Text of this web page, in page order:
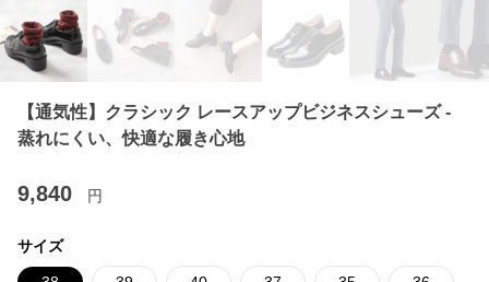
【通気性】クラシック レースアップビジネスシューズ -
蒸れにくい、快適な履き心地
9,840 円
サイズ